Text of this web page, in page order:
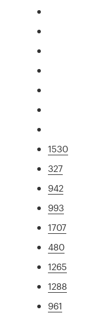
1530
327
942
993
1707
480
1265
1288
961